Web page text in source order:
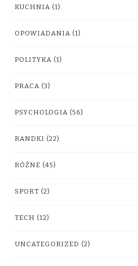
KUCHNIA (1)
OPOWIADANIA (1)
POLITYKA (1)
PRACA (3)
PSYCHOLOGIA (56)
RANDKI (22)
RÓŻNE (45)
SPORT (2)
TECH (12)
UNCATEGORIZED (2)